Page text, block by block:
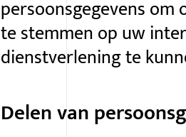
persoonsgegevens
te stemmen op uw
dienstverlening te
Delen van